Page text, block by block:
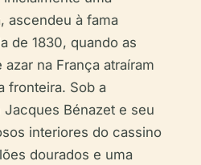
ascendeu à fama
de 1830, quando as
na França atraíram
fronteira. Sob a
Bénazet e seu
interiores do cassino
dourados e uma